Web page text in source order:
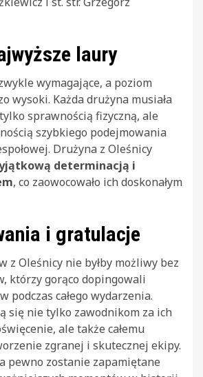
laury
wymagające, a poziom
wysoki. Każda drużyna musiała
sprawnością fizyczną, ale
szybkiego podejmowania
Drużyna z Oleśnicy
determinacją i
, co zaowocowało ich doskonałym
i gratulacje
z Oleśnicy nie byłby możliwy bez
którzy gorąco dopingowali
podczas całego wydarzenia.
się nie tylko zawodnikom za ich
ale także całemu
zgranej i skutecznej ekipy.
pewno zostanie zapamiętane